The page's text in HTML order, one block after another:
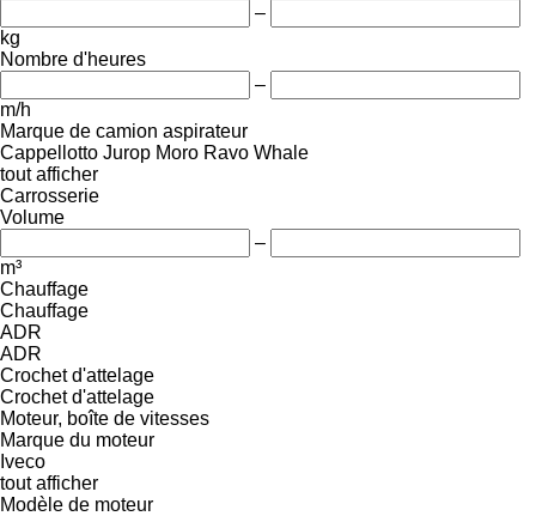
–
kg
Nombre d'heures
–
m/h
Marque de camion aspirateur
Cappellotto Jurop Moro Ravo Whale
tout afficher
Carrosserie
Volume
–
m³
Chauffage
Chauffage
ADR
ADR
Crochet d'attelage
Crochet d'attelage
Moteur, boîte de vitesses
Marque du moteur
Iveco
tout afficher
Modèle de moteur